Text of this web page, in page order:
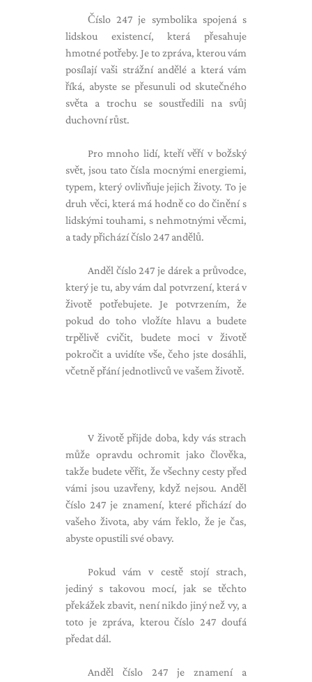
Číslo 247 je symbolika spojená s
lidskou existencí, která přesahuje
hmotné potřeby. Je to zpráva, kterou vám
posílají vaši strážní andělé a která vám
říká, abyste se přesunuli od skutečného
světa a trochu se soustředili na svůj
duchovní růst.
Pro mnoho lidí, kteří věří v božský
svět, jsou tato čísla mocnými energiemi,
typem, který ovlivňuje jejich životy. To je
druh věci, která má hodně co do činění s
lidskými touhami, s nehmotnými věcmi,
a tady přichází číslo 247 andělů.
Anděl číslo 247 je dárek a průvodce,
který je tu, aby vám dal potvrzení, která v
životě potřebujete. Je potvrzením, že
pokud do toho vložíte hlavu a budete
trpělivě cvičit, budete moci v životě
pokročit a uvidíte vše, čeho jste dosáhli,
včetně přání jednotlivců ve vašem životě.
V životě přijde doba, kdy vás strach
může opravdu ochromit jako člověka,
takže budete věřit, že všechny cesty před
vámi jsou uzavřeny, když nejsou. Anděl
číslo 247 je znamení, které přichází do
vašeho života, aby vám řeklo, že je čas,
abyste opustili své obavy.
Pokud vám v cestě stojí strach,
jediný s takovou mocí, jak se těchto
překážek zbavit, není nikdo jiný než vy, a
toto je zpráva, kterou číslo 247 doufá
předat dál.
Anděl číslo 247 je znamení a